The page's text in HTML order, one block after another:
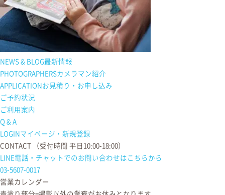
NEWS & BLOG最新情報
PHOTOGRAPHERSカメラマン紹介
APPLICATION お見積り・お申し込み
ご予約状況
ご利用案内
Q & A
LOGIN マイページ・新規登録
CONTACT
（受付時間 平日10:00-18:00）
LINE電話・チャットでのお問い合わせはこちらから
03-5607-0017
営業カレンダー